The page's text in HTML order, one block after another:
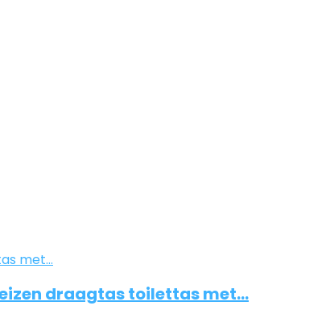
draagtas toilettas met…